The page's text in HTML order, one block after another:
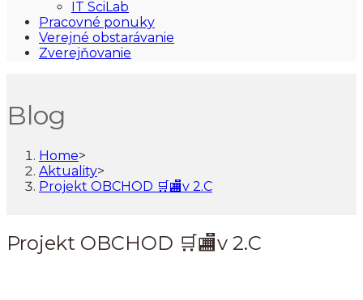
IT SciLab
Pracovné ponuky
Verejné obstarávanie
Zverejňovanie
Blog
Home>
Aktuality>
Projekt OBCHOD 🛒🏬v 2.C
Projekt OBCHOD 🛒🏬v 2.C